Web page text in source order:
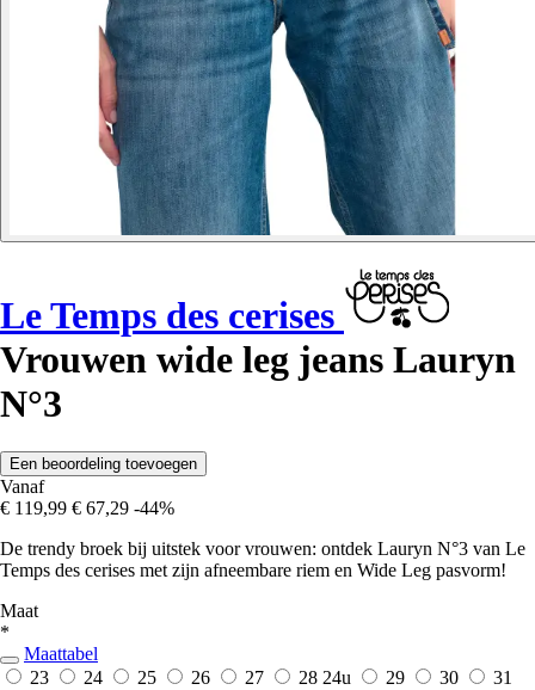
Le Temps des cerises
Vrouwen wide leg jeans Lauryn
N°3
Een beoordeling toevoegen
Vanaf
€ 119,99 € 67,29 -44%
De trendy broek bij uitstek voor vrouwen: ontdek Lauryn N°3 van Le
Temps des cerises met zijn afneembare riem en Wide Leg pasvorm!
Maat
*
Maattabel
23
24 25 26 27 28 24u 29 30
31